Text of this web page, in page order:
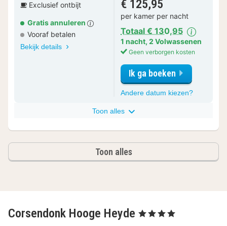
Exclusief ontbijt
Gratis annuleren
Vooraf betalen
Bekijk details
€ 125,95
per kamer per nacht
Totaal € 130,95
1 nacht, 2 Volwassenen
Geen verborgen kosten
Ik ga boeken
Andere datum kiezen?voor
Toon alles
Toon alles
Corsendonk Hooge Heyde , 4 Sterren